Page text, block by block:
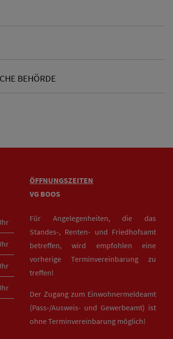
BEHÖRDE
ÖFFNUNGSZEITEN
VG BOOS
Für Angelegenheiten, die das
Standes-, Renten- und Friedhofsamt
betreffen, wird empfohlen eine
vorherige Terminvereinbarung zu
treffen!
Der Zugang zum Einwohnermeldeamt
(Pass-/Ausweis- und Gewerbeamt) ist
ohne Terminvereinbarung möglich!